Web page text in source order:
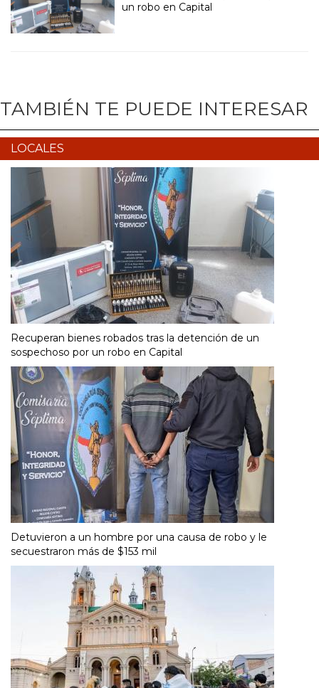
un robo en Capital
TAMBIÉN TE PUEDE INTERESAR
LOCALES
Recuperan bienes robados tras la detención de un
sospechoso por un robo en Capital
Detuvieron a un hombre por una causa de robo y le
secuestraron más de $153 mil